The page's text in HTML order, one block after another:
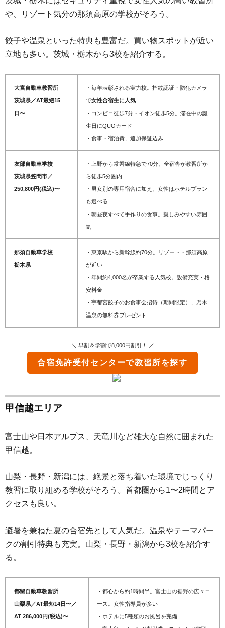
や、リゾート気分の那須高原の学校がそろう。
餃子や温泉といった特典も豊富だ。買い物スポットが近い
立地も多い。茨城・栃木から3校を紹介する。
大宮自動車教習所
茨城県／AT最短15
日〜
・毎年表彰される実力校。指紋認証・防犯カメラ
で女性合宿生に人気
・コンビニ徒歩7分・イオン徒歩5分。滞在中の誕
生日にQUOカード
・食事・宿泊費、追加保証込み
友部自動車学校
茨城県笠間市／
250,800円(税込)〜
・上野から常磐線特急で70分。全宿舎が教習所か
ら徒歩5分圏内
・男女別の専用宿舎に加え、女性はホテルプラン
も選べる
・朝昼夜すべて手作りの食事。親しみやすい雰囲
気
那須自動車学校
栃木県
・東京駅から新幹線約70分。リゾート・那須高原
が近い
・年間約4,000名が卒業する人気校。設備充実・格
安料金
・宇都宮餃子のお食事会招待（期間限定）、乃木
温泉の無料券プレゼント
＼ 早割＆学割で8,000円割引！ ／
合宿免許受付センターで教習所を探す
甲信越エリア
富士山や日本アルプス、天竜川など雄大な自然に囲まれた
甲信越。
山梨・長野・新潟には、絶景と落ち着いた環境でじっくり
教習に取り組める学校がそろう。首都圏から1〜2時間とア
クセスも良い。
避暑を兼ねた夏の合宿先として人気だ。温泉やテーマパー
クの割引特典も充実。山梨・長野・新潟から3校を紹介す
る。
都留自動車教習所
山梨県／AT最短14日〜／
AT 286,000円(税込)〜
・都心から約1時間半。富士山の裾野の広々コ
ース。女性指導員が多い
・ホテルに5種類のお風呂を完備